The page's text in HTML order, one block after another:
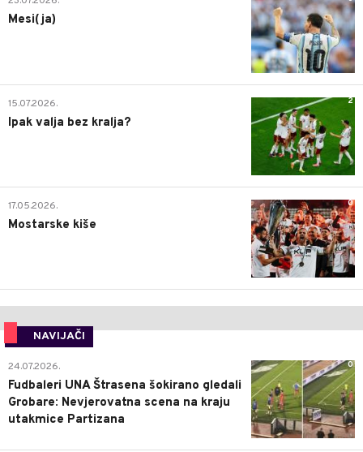
Mesi(ja)
2
15.07.2026.
Ipak valja bez kralja?
0
17.05.2026.
Mostarske kiše
NAVIJAČI
0
24.07.2026.
Fudbaleri UNA Štrasena šokirano gledali
Grobare: Nevjerovatna scena na kraju
utakmice Partizana